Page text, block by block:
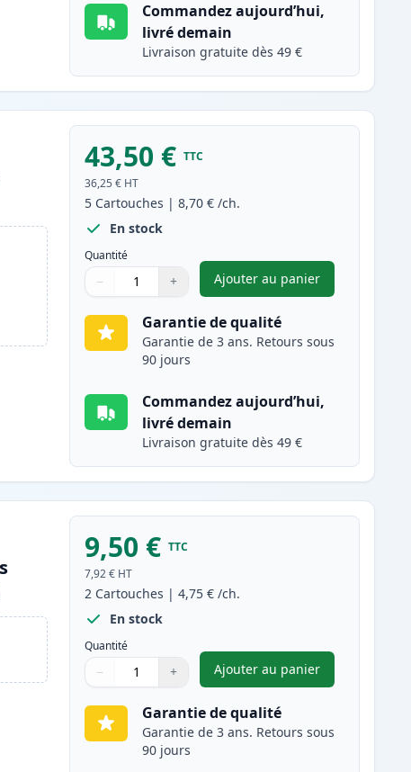
Commandez aujourd’hui,
livré demain
Livraison gratuite dès 49 €
43,50 € TTC
36,25 € HT
5 Cartouches |8,70 € /ch.
En stock
Quantité
Quantité
Utilisez les boutons pour ajuster
− +
Quantité
Ajouter au panier
,Pack de 5 Brother
Garantie de qualité
Garantie de 3 ans. Retours sous
90 jours
Commandez aujourd’hui,
livré demain
Livraison gratuite dès 49 €
9,50 € TTC
7,92 € HT
2 Cartouches |4,75 € /ch.
En stock
Quantité
Quantité
Utilisez les boutons pour ajuster
− +
Quantité
Ajouter au panier
,Pack de 2 Brother
Garantie de qualité
Garantie de 3 ans. Retours sous
90 jours